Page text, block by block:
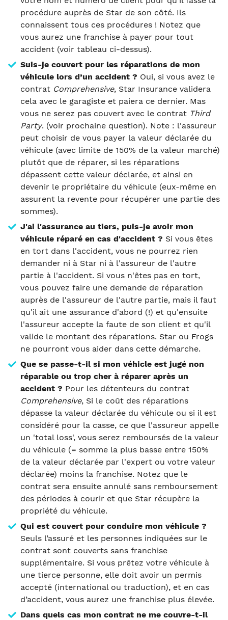
procédure auprès de Star de son côté. Ils
connaissent tous ces procédures ! Notez que
vous aurez une franchise à payer pour tout
accident (voir tableau ci-dessus).
Suis-je couvert pour les réparations de mon
véhicule lors d’un accident ? Oui, si vous avez le
contrat Comprehensive, Star Insurance validera
cela avec le garagiste et paiera ce dernier. Mas
vous ne serez pas couvert avec le contrat Third
Party. (voir prochaine question). Note : l'assureur
peut choisir de vous payer la valeur déclarée du
véhicule (avec limite de 150% de la valeur marché)
plutôt que de réparer, si les réparations
dépassent cette valeur déclarée, et ainsi en
devenir le propriétaire du véhicule (eux-même en
assurent la revente pour récupérer une partie des
sommes).
J'ai l'assurance au tiers, puis-je avoir mon
véhicule réparé en cas d'accident ? Si vous êtes
en tort dans l'accident, vous ne pourrez rien
demander ni à Star ni à l'assureur de l'autre
partie à l'accident. Si vous n'êtes pas en tort,
vous pouvez faire une demande de réparation
auprès de l'assureur de l'autre partie, mais il faut
qu'il ait une assurance d'abord (!) et qu'ensuite
l'assureur accepte la faute de son client et qu'il
valide le montant des réparations. Star ou Frogs
ne pourront vous aider dans cette démarche.
Que se passe-t-il si mon véhicle est jugé non
réparable ou trop cher à réparer après un
accident ? Pour les détenteurs du contrat
Comprehensive, Si le coût des réparations
dépasse la valeur déclarée du véhicule ou si il est
considéré pour la casse, ce que l'assureur appelle
un 'total loss', vous serez remboursés de la valeur
du véhicule (= somme la plus basse entre 150%
de la valeur déclarée par l'expert ou votre valeur
déclarée) moins la franchise. Notez que le
contrat sera ensuite annulé sans remboursement
des périodes à courir et que Star récupère la
propriété du véhicule.
Qui est couvert pour conduire mon véhicule ?
Seuls l’assuré et les personnes indiquées sur le
contrat sont couverts sans franchise
supplémentaire. Si vous prêtez votre véhicule à
une tierce personne, elle doit avoir un permis
accepté (international ou traduction), et en cas
d’accident, vous aurez une franchise plus élevée.
Dans quels cas mon contrat ne me couvre-t-il